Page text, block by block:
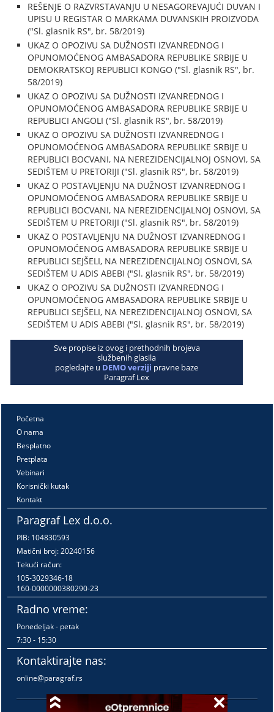
REŠENJE O RAZVRSTAVANJU U NESAGOREVAJUĆI DUVAN I
UPISU U REGISTAR O MARKAMA DUVANSKIH PROIZVODA
("Sl. glasnik RS", br. 58/2019)
UKAZ O OPOZIVU SA DUŽNOSTI IZVANREDNOG I
OPUNOMOĆENOG AMBASADORA REPUBLIKE SRBIJE U
DEMOKRATSKOJ REPUBLICI KONGO ("Sl. glasnik RS", br.
58/2019)
UKAZ O OPOZIVU SA DUŽNOSTI IZVANREDNOG I
OPUNOMOĆENOG AMBASADORA REPUBLIKE SRBIJE U
REPUBLICI ANGOLI ("Sl. glasnik RS", br. 58/2019)
UKAZ O OPOZIVU SA DUŽNOSTI IZVANREDNOG I
OPUNOMOĆENOG AMBASADORA REPUBLIKE SRBIJE U
REPUBLICI BOCVANI, NA NEREZIDENCIJALNOJ OSNOVI, SA
SEDIŠTEM U PRETORIJI ("Sl. glasnik RS", br. 58/2019)
UKAZ O POSTAVLJENJU NA DUŽNOST IZVANREDNOG I
OPUNOMOĆENOG AMBASADORA REPUBLIKE SRBIJE U
REPUBLICI BOCVANI, NA NEREZIDENCIJALNOJ OSNOVI, SA
SEDIŠTEM U PRETORIJI ("Sl. glasnik RS", br. 58/2019)
UKAZ O POSTAVLJENJU NA DUŽNOST IZVANREDNOG I
OPUNOMOĆENOG AMBASADORA REPUBLIKE SRBIJE U
REPUBLICI SEJŠELI, NA NEREZIDENCIJALNOJ OSNOVI, SA
SEDIŠTEM U ADIS ABEBI ("Sl. glasnik RS", br. 58/2019)
UKAZ O OPOZIVU SA DUŽNOSTI IZVANREDNOG I
OPUNOMOĆENOG AMBASADORA REPUBLIKE SRBIJE U
REPUBLICI SEJŠELI, NA NEREZIDENCIJALNOJ OSNOVI, SA
SEDIŠTEM U ADIS ABEBI ("Sl. glasnik RS", br. 58/2019)
Sve propise iz ovog i prethodnih brojeva
službenih glasila
pogledajte u DEMO verziji pravne baze
Paragraf Lex
Početna
O nama
Besplatno
Pretplata
Vebinari
Korisnički kutak
Kontakt
Paragraf Lex d.o.o.
PIB: 104830593
Matični broj: 20240156
Tekući račun:
105-3029346-18
160-0000000380290-23
Radno vreme:
Ponedeljak - petak
7:30 - 15:30
Kontaktirajte nas:
online@paragraf.rs